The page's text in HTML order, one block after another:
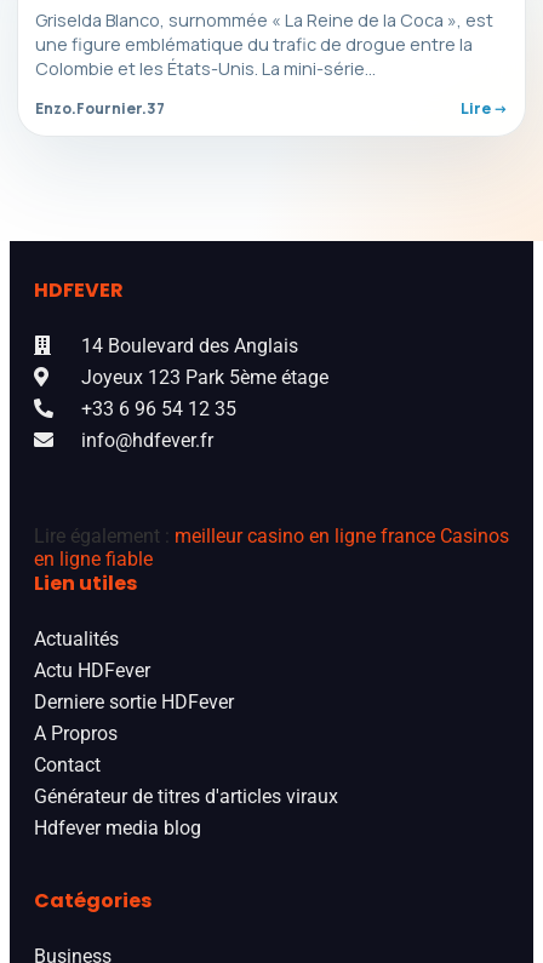
Griselda Blanco, surnommée « La Reine de la Coca », est
une figure emblématique du trafic de drogue entre la
Colombie et les États-Unis. La mini-série…
Enzo.Fournier.37 Lire ->
HDFEVER
14 Boulevard des Anglais
Joyeux 123 Park 5ème étage
+33 6 96 54 12 35
info@hdfever.fr
Lire également : meilleur casino en ligne france Casinos
en ligne fiable
Lien utiles
Actualités
Actu HDFever
Derniere sortie HDFever
A Propros
Contact
Générateur de titres d'articles viraux
Hdfever media blog
Catégories
Business